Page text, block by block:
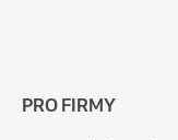
PRO FIRMY